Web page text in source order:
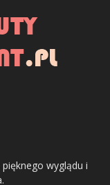
wyglądu i